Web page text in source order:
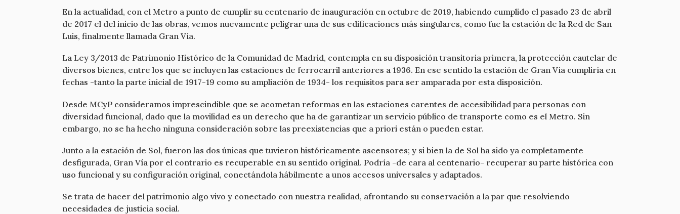
En la actualidad, con el Metro a punto de cumplir su centenario de inauguración en octubre de 2019, habiendo cumplido el pasado 23 de abril
de 2017 el del inicio de las obras, vemos nuevamente peligrar una de sus edificaciones más singulares, como fue la estación de la Red de San
Luis, finalmente llamada Gran Vía.
La Ley 3/2013 de Patrimonio Histórico de la Comunidad de Madrid, contempla en su disposición transitoria primera, la protección cautelar de
diversos bienes, entre los que se incluyen las estaciones de ferrocarril anteriores a 1936. En ese sentido la estación de Gran Vía cumpliría en
fechas -tanto la parte inicial de 1917-19 como su ampliación de 1934- los requisitos para ser amparada por esta disposición.
Desde MCyP consideramos imprescindible que se acometan reformas en las estaciones carentes de accesibilidad para personas con
diversidad funcional, dado que la movilidad es un derecho que ha de garantizar un servicio público de transporte como es el Metro. Sin
embargo, no se ha hecho ninguna consideración sobre las preexistencias que a priori están o pueden estar.
Junto a la estación de Sol, fueron las dos únicas que tuvieron históricamente ascensores; y si bien la de Sol ha sido ya completamente
desfigurada, Gran Vía por el contrario es recuperable en su sentido original. Podría -de cara al centenario- recuperar su parte histórica con
uso funcional y su configuración original, conectándola hábilmente a unos accesos universales y adaptados.
Se trata de hacer del patrimonio algo vivo y conectado con nuestra realidad, afrontando su conservación a la par que resolviendo
necesidades de justicia social.